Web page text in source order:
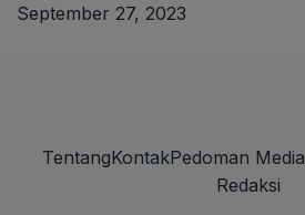
September 27, 2023
TentangKontakPedoman Media
Redaksi